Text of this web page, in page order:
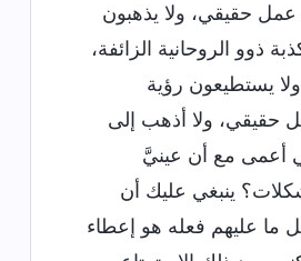
عمل حقيقي، ولا يذهبون
ذوو الروحانية الزائفة،
يستطيعون رؤية
حقيقي، ولا أذهب إلى
أعمى مع أن عينيَّ
ينبغي عليك أن
ما عليهم فعله هو إعطاء